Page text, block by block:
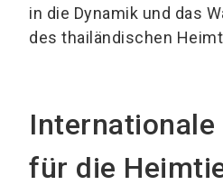
in die Dynamik und das
des thailändischen
Internationale
für die